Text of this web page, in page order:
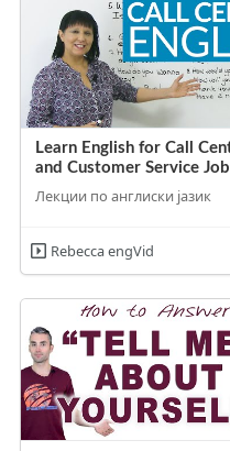
Learn English for Call
and Customer Service
Лекции по англиски јазик
Rebecca engVid